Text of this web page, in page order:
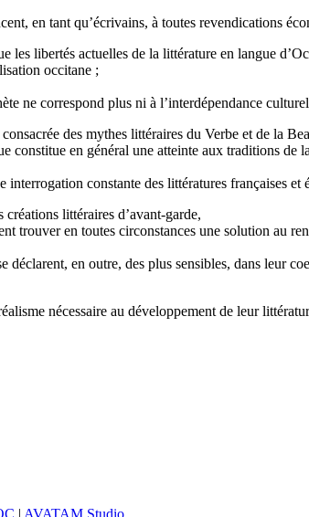
en tant qu’écrivains, à toutes revendications
les libertés actuelles de la littérature en langue
occitane ;
ne correspond plus ni à l’interdépendance
des mythes littéraires du Verbe et de la
constitue en général une atteinte aux traditions de
interrogation constante des littératures françaises
créations littéraires d’avant-garde,
trouver en toutes circonstances une solution au
déclarent, en outre, des plus sensibles, dans leur
nécessaire au développement de leur
| AVATAM Studio